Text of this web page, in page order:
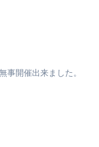
事開催出来ました。